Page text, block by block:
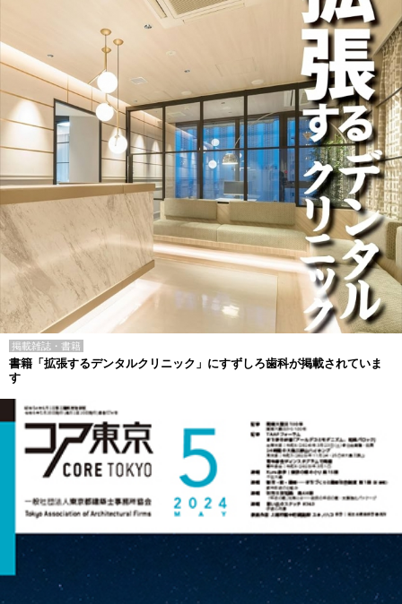
掲載雑誌・書籍
書籍「拡張するデンタルクリニック」にすずしろ歯科が掲載されていま
す